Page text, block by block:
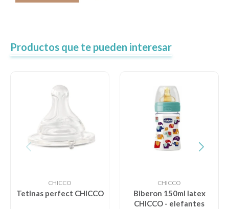
Productos que te pueden interesar
CHICCO
Tetinas perfect CHICCO
CHICCO
Biberon 150ml latex
CHICCO - elefantes